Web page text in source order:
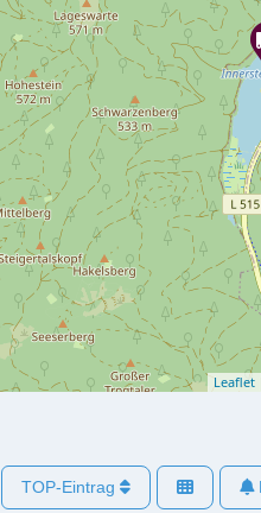
Leaflet
TOP-Eintrag